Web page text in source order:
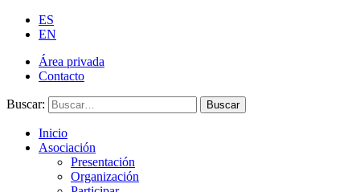
ES
EN
Área privada
Contacto
Buscar: Buscar
Inicio
Asociación
Presentación
Organización